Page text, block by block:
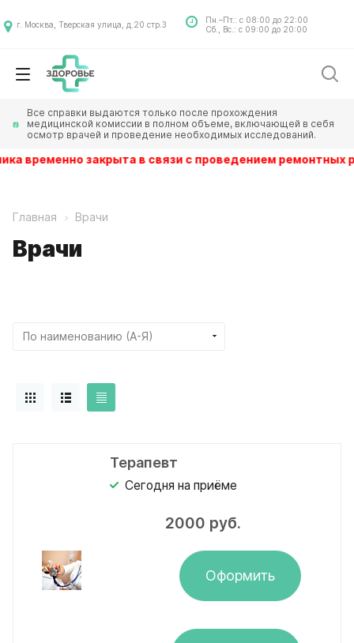
Все справки выдаются только после прохождения
медицинской комиссии в полном объеме, включающей в себя
осмотр врачей и проведение необходимых исследований.
временно закрыта в связи с проведением ремонтных
г. Москва, Тверская улица, д.20 стр.3
Пн.–Пт.: с 08:00 до 22:00
Сб., Вс.: с 09:00 до 20:00
Главная Врачи
Врачи
Терапевт
Сегодня на приёме
2000 руб.
Оформить